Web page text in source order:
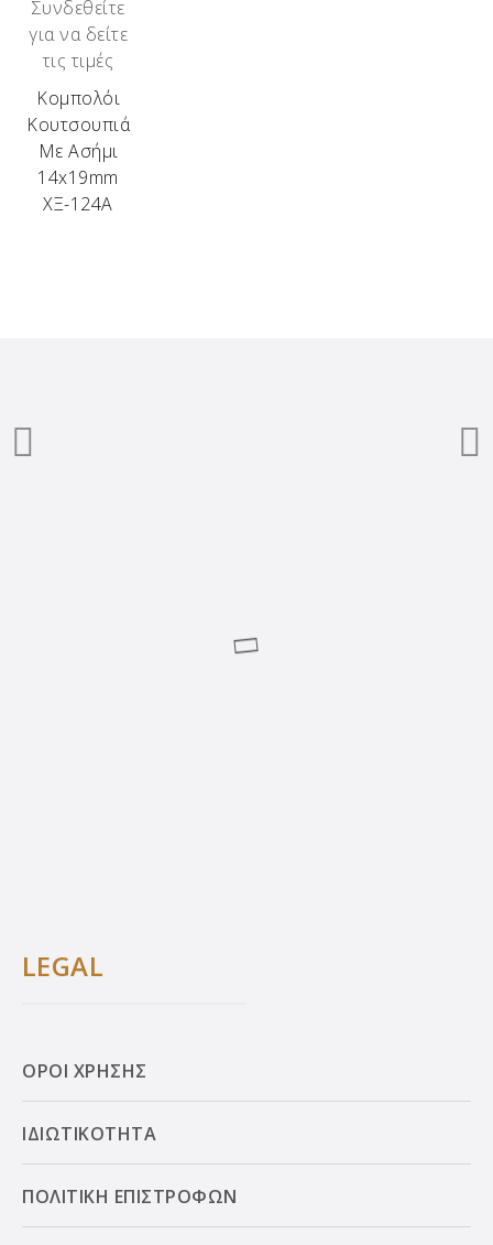
Συνδεθείτε
για να δείτε
τις τιμές
Κομπολόι
Κουτσουπιά
Με Ασήμι
14x19mm
ΧΞ-124Α
LEGAL
ΟΡΟΙ ΧΡΗΣΗΣ
ΙΔΙΩΤΙΚΟΤΗΤΑ
ΠΟΛΙΤΙΚΗ ΕΠΙΣΤΡΟΦΩΝ